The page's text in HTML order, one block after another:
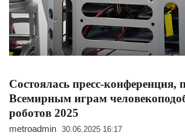
Состоялась пресс-конференция,
Всемирным играм
роботов 2025
metroadmin 30.06.2025 16:17